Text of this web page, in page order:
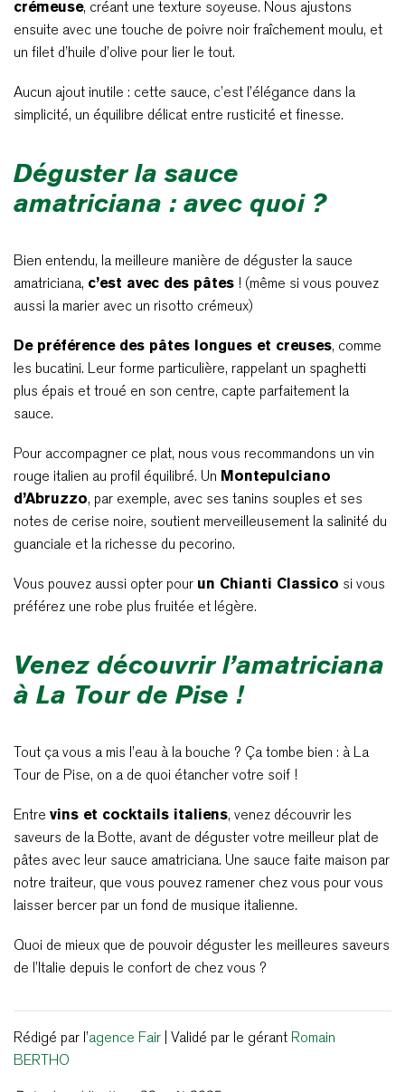
crémeuse, créant une texture soyeuse. Nous ajustons
ensuite avec une touche de poivre noir fraîchement moulu, et
un filet d’huile d’olive pour lier le tout.
Aucun ajout inutile : cette sauce, c’est l’élégance dans la
simplicité, un équilibre délicat entre rusticité et finesse.
Déguster la sauce
amatriciana : avec quoi ?
Bien entendu, la meilleure manière de déguster la sauce
amatriciana, c’est avec des pâtes ! (même si vous pouvez
aussi la marier avec un risotto crémeux)
De préférence des pâtes longues et creuses, comme
les bucatini. Leur forme particulière, rappelant un spaghetti
plus épais et troué en son centre, capte parfaitement la
sauce.
Pour accompagner ce plat, nous vous recommandons un vin
rouge italien au profil équilibré. Un Montepulciano
d’Abruzzo, par exemple, avec ses tanins souples et ses
notes de cerise noire, soutient merveilleusement la salinité du
guanciale et la richesse du pecorino.
Vous pouvez aussi opter pour un Chianti Classico si vous
préférez une robe plus fruitée et légère.
Venez découvrir l’amatriciana
à La Tour de Pise !
Tout ça vous a mis l’eau à la bouche ? Ça tombe bien : à La
Tour de Pise, on a de quoi étancher votre soif !
Entre vins et cocktails italiens, venez découvrir les
saveurs de la Botte, avant de déguster votre meilleur plat de
pâtes avec leur sauce amatriciana. Une sauce faite maison par
notre traiteur, que vous pouvez ramener chez vous pour vous
laisser bercer par un fond de musique italienne.
Quoi de mieux que de pouvoir déguster les meilleures saveurs
de l’Italie depuis le confort de chez vous ?
Rédigé par l’agence Fair | Validé par le gérant Romain
BERTHO